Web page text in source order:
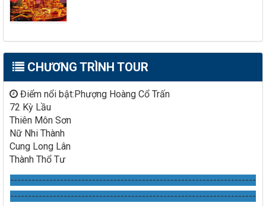
CHƯƠNG TRÌNH TOUR
Điểm nổi bật:Phượng Hoàng Cổ Trấn
72 Kỳ Lầu
Thiên Môn Sơn
Nữ Nhi Thành
Cung Long Lân
Thành Thổ Tư
---------------------------------------------------------------------
---------------------------------------------------------------------